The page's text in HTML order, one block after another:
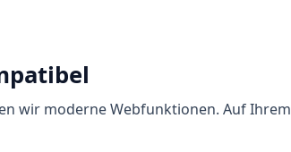
wir moderne Webfunktionen. Auf Ihrem